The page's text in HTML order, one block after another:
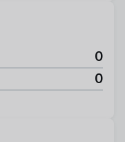
0
0